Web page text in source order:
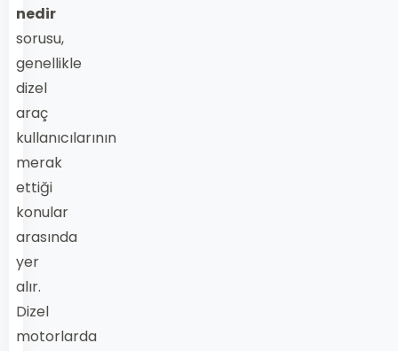
nedir
sorusu,
genellikle
dizel
araç
kullanıcılarının
merak
ettiği
konular
arasında
yer
alır.
Dizel
motorlarda